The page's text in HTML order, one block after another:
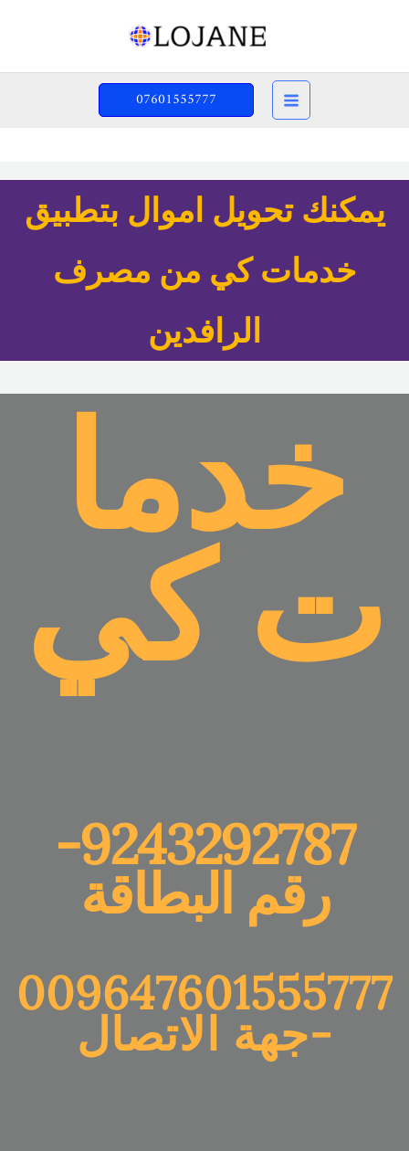
07601555777
يمكنك تحويل اموال بتطبيق
خدمات كي من مصرف
الرافدين
خدما
ت كي
9243292787-
رقم البطاقة
009647601555777
-جهة الاتصال